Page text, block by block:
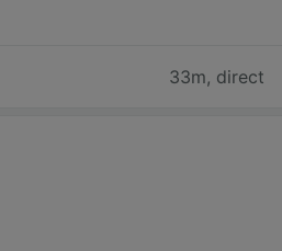
33m, direct